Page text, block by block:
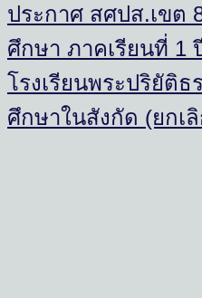
ประกาศ สศปส.เขต
ศึกษา ภาคเรียนที่ 1
โรงเรียนพระปริยัติ
ศึกษาในสังกัด (ยกเ